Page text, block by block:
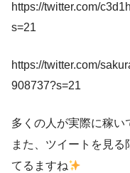
https://twitter.com/
s=21
https://twitter.com/
908737?s=21
多くの人が実際に稼い
また、ツイートを見
てるますね